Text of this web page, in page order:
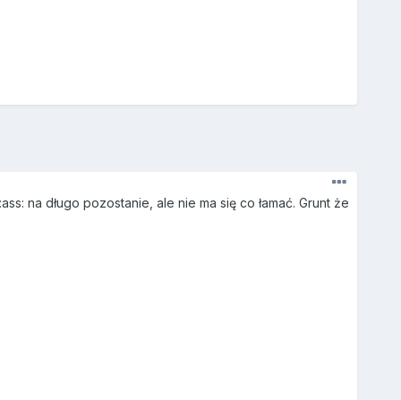
na długo pozostanie, ale nie ma się co łamać. Grunt że